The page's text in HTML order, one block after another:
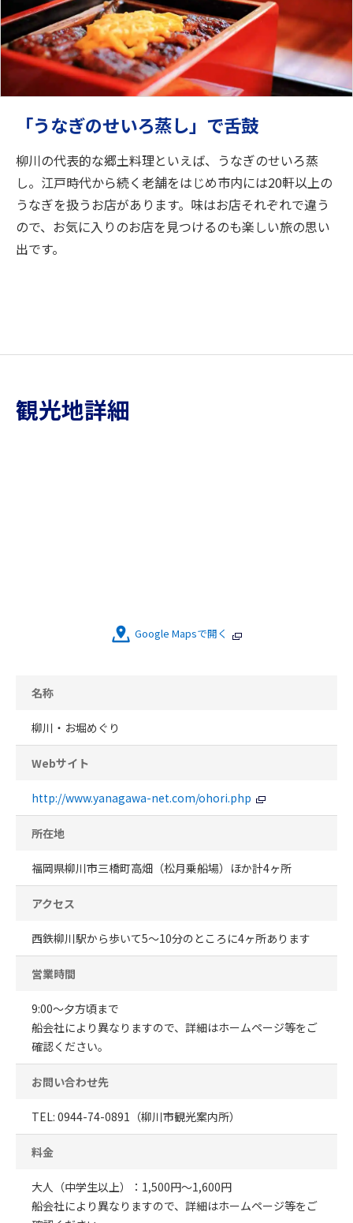
「うなぎのせいろ蒸し」で舌鼓
柳川の代表的な郷土料理といえば、うなぎのせいろ蒸
し。江戸時代から続く老舗をはじめ市内には20軒以上の
うなぎを扱うお店があります。味はお店それぞれで違う
ので、お気に入りのお店を見つけるのも楽しい旅の思い
出です。
観光地詳細
Google Mapsで開く
名称
柳川・お堀めぐり
Webサイト
http://www.yanagawa-net.com/ohori.php
所在地
福岡県柳川市三橋町高畑（松月乗船場）ほか計4ヶ所
アクセス
西鉄柳川駅から歩いて5～10分のところに4ヶ所あります
営業時間
9:00～夕方頃まで
船会社により異なりますので、詳細はホームページ等をご
確認ください。
お問い合わせ先
TEL: 0944-74-0891（柳川市観光案内所）
料金
大人（中学生以上）：1,500円～1,600円
船会社により異なりますので、詳細はホームページ等をご